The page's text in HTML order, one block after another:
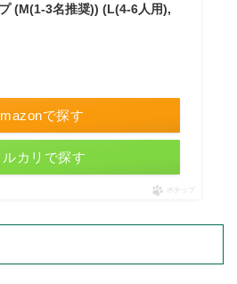
(M(1-3名推奨)) (L(4-6人用),
で探す
ルカリで探す
ポチップ